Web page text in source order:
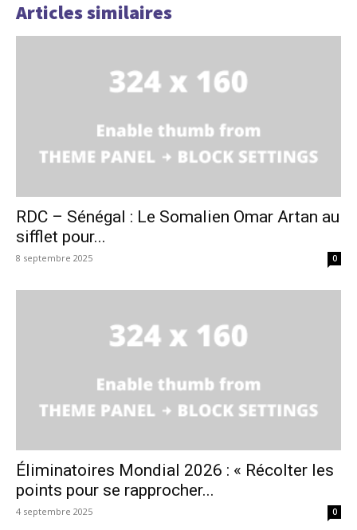
Articles similaires
RDC – Sénégal : Le Somalien Omar Artan au
sifflet pour...
8 septembre 2025 0
Éliminatoires Mondial 2026 : « Récolter les
points pour se rapprocher...
4 septembre 2025 0